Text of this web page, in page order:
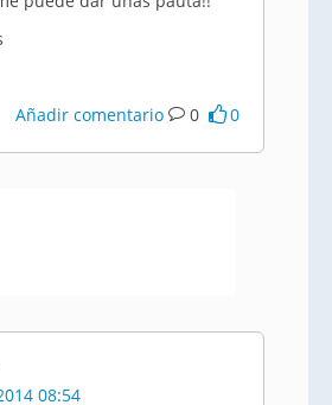
Añadir comentario 0 0
08:54